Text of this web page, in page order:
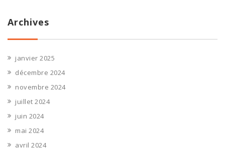
Archives
janvier 2025
décembre 2024
novembre 2024
juillet 2024
juin 2024
mai 2024
avril 2024